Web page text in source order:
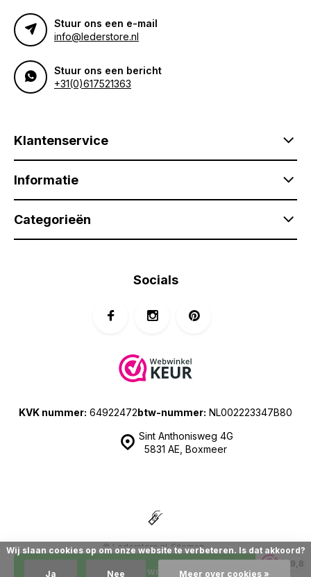
9,8
In mijn winkelwagen
Stuur ons een e-mail
info@lederstore.nl
Stuur ons een bericht
+31(0)617521363
Klantenservice
Informatie
Categorieën
Sint Anthonisweg 4G
5831 AE, Boxmeer
KVK nummer: 64922472btw-nummer: NL002223347B80
Socials
© Lederstore.nl Sitemap
| Prijzen zijn inclusief 21% BTW | Merchant location: The Netherlands
Wij slaan cookies op om onze website te verbeteren. Is dat akkoord?
Ja Nee Meer over cookies »